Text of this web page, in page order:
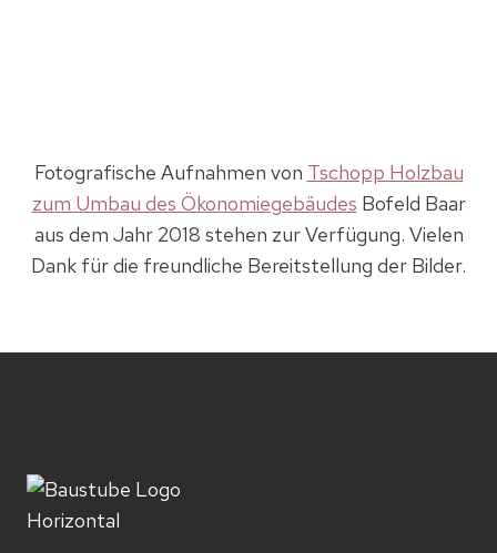
Fotografische Aufnahmen von Tschopp Holzbau
zum Umbau des Ökonomiegebäudes Bofeld Baar
aus dem Jahr 2018 stehen zur Verfügung. Vielen
Dank für die freundliche Bereitstellung der Bilder.